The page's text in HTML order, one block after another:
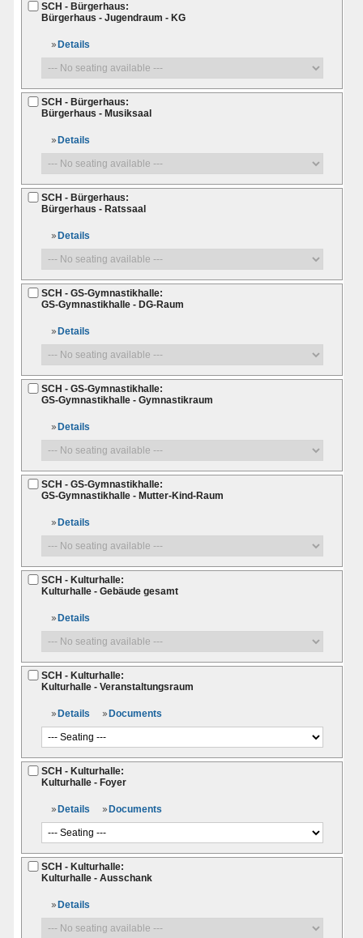
SCH - Bürgerhaus:
Bürgerhaus - Jugendraum - KG
Details
SCH - Bürgerhaus:
Bürgerhaus - Musiksaal
Details
SCH - Bürgerhaus:
Bürgerhaus - Ratssaal
Details
SCH - GS-Gymnastikhalle:
GS-Gymnastikhalle - DG-Raum
Details
SCH - GS-Gymnastikhalle:
GS-Gymnastikhalle - Gymnastikraum
Details
SCH - GS-Gymnastikhalle:
GS-Gymnastikhalle - Mutter-Kind-Raum
Details
SCH - Kulturhalle:
Kulturhalle - Gebäude gesamt
Details
SCH - Kulturhalle:
Kulturhalle - Veranstaltungsraum
Details Documents
SCH - Kulturhalle:
Kulturhalle - Foyer
Details Documents
SCH - Kulturhalle:
Kulturhalle - Ausschank
Details